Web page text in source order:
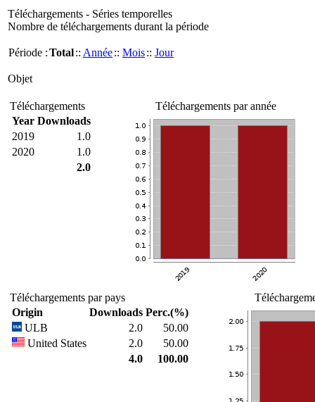
Téléchargements - Séries temporelles
Nombre de téléchargements durant la période
Période :Total:: Année:: Mois:: Jour
Objet
Téléchargements
Year Downloads
2019
1.0
2020
1.0
2.0
Téléchargements par année
Téléchargements par pays
Origin
Downloads Perc.(%)
ULB
2.0
50.00
United States
2.0
50.00
4.0
100.00